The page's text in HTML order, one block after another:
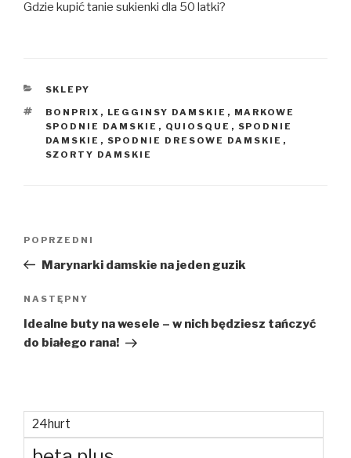
Gdzie kupić tanie sukienki dla 50 latki?
KATEGORIE
SKLEPY
TAGI
BONPRIX , LEGGINSY DAMSKIE , MARKOWE
SPODNIE DAMSKIE , QUIOSQUE , SPODNIE
DAMSKIE , SPODNIE DRESOWE DAMSKIE ,
SZORTY DAMSKIE
Poprzedni
wpis
POPRZEDNI
Marynarki damskie na jeden guzik
Następny
wpis
NASTĘPNY
Idealne buty na wesele – w nich będziesz tańczyć
do białego rana!
24hurt